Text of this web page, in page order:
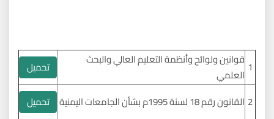
1 قوانين ولوائح وأنظمة التعليم العالي والبحث
العلمي
تحميل
2 القانون رقم 18 لسنة 1995م بشأن الجامعات اليمنية
تحميل